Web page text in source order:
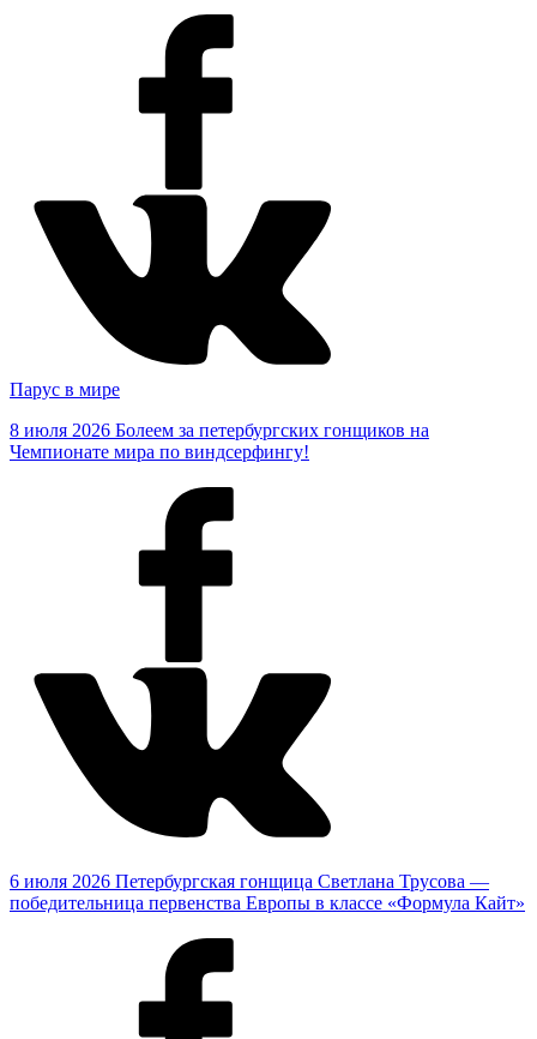
Парус в мире
8 июля 2026 Болеем за петербургских гонщиков на
Чемпионате мира по виндсерфингу!
6 июля 2026 Петербургская гонщица Светлана Трусова —
победительница первенства Европы в классе «Формула Кайт»